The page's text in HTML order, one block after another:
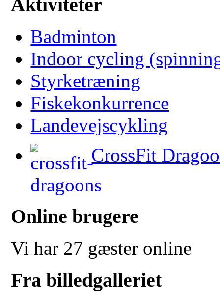
Aktiviteter
Badminton
Indoor cycling
Styrketræning
Fiskekonkurrence
Landevejscykling
CrossFit
Online brugere
Vi har 27 gæster online
Fra billedgalleriet